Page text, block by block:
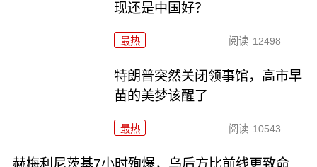
现还是中国好？
最热 阅读 12498
特朗普突然关闭领事馆，高市早
苗的美梦该醒了
最热 阅读 10543
赫梅利尼茨基7小时殉爆，乌后方比前线更致命